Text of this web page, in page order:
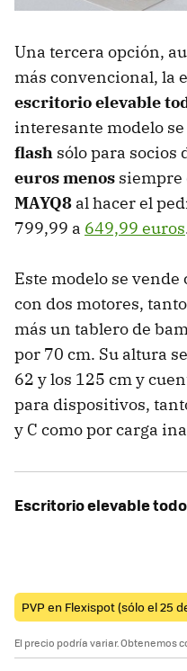
Una tercera opción,
más convencional, la
escritorio elevable
interesante modelo
flash sólo para socios
euros menos siempre
MAYQ8 al hacer el
799,99 a 649,99 euros
Este modelo se
con dos motores,
más un tablero de
por 70 cm. Su altura
62 y los 125 cm y
para dispositivos,
y C como por carga
Escritorio elevable
PVP en Flexispot (sólo el 25
El precio podría variar. Obtenemos